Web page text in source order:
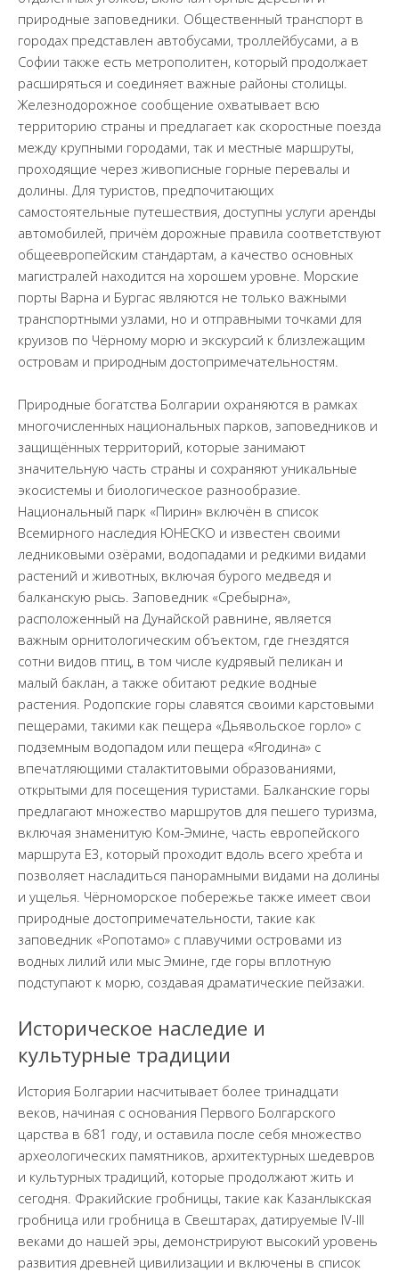
природные заповедники. Общественный транспорт в
городах представлен автобусами, троллейбусами, а в
Софии также есть метрополитен, который продолжает
расширяться и соединяет важные районы столицы.
Железнодорожное сообщение охватывает всю
территорию страны и предлагает как скоростные поезда
между крупными городами, так и местные маршруты,
проходящие через живописные горные перевалы и
долины. Для туристов, предпочитающих
самостоятельные путешествия, доступны услуги аренды
автомобилей, причём дорожные правила соответствуют
общеевропейским стандартам, а качество основных
магистралей находится на хорошем уровне. Морские
порты Варна и Бургас являются не только важными
транспортными узлами, но и отправными точками для
круизов по Чёрному морю и экскурсий к близлежащим
островам и природным достопримечательностям.
Природные богатства Болгарии охраняются в рамках
многочисленных национальных парков, заповедников и
защищённых территорий, которые занимают
значительную часть страны и сохраняют уникальные
экосистемы и биологическое разнообразие.
Национальный парк «Пирин» включён в список
Всемирного наследия ЮНЕСКО и известен своими
ледниковыми озёрами, водопадами и редкими видами
растений и животных, включая бурого медведя и
балканскую рысь. Заповедник «Сребырна»,
расположенный на Дунайской равнине, является
важным орнитологическим объектом, где гнездятся
сотни видов птиц, в том числе кудрявый пеликан и
малый баклан, а также обитают редкие водные
растения. Родопские горы славятся своими карстовыми
пещерами, такими как пещера «Дьявольское горло» с
подземным водопадом или пещера «Ягодина» с
впечатляющими сталактитовыми образованиями,
открытыми для посещения туристами. Балканские горы
предлагают множество маршрутов для пешего туризма,
включая знаменитую Ком-Эмине, часть европейского
маршрута E3, который проходит вдоль всего хребта и
позволяет насладиться панорамными видами на долины
и ущелья. Чёрноморское побережье также имеет свои
природные достопримечательности, такие как
заповедник «Ропотамо» с плавучими островами из
водных лилий или мыс Эмине, где горы вплотную
подступают к морю, создавая драматические пейзажи.
Историческое наследие и
культурные традиции
История Болгарии насчитывает более тринадцати
веков, начиная с основания Первого Болгарского
царства в 681 году, и оставила после себя множество
археологических памятников, архитектурных шедевров
и культурных традиций, которые продолжают жить и
сегодня. Фракийские гробницы, такие как Казанлыкская
гробница или гробница в Свештарах, датируемые IV-III
веками до нашей эры, демонстрируют высокий уровень
развития древней цивилизации и включены в список